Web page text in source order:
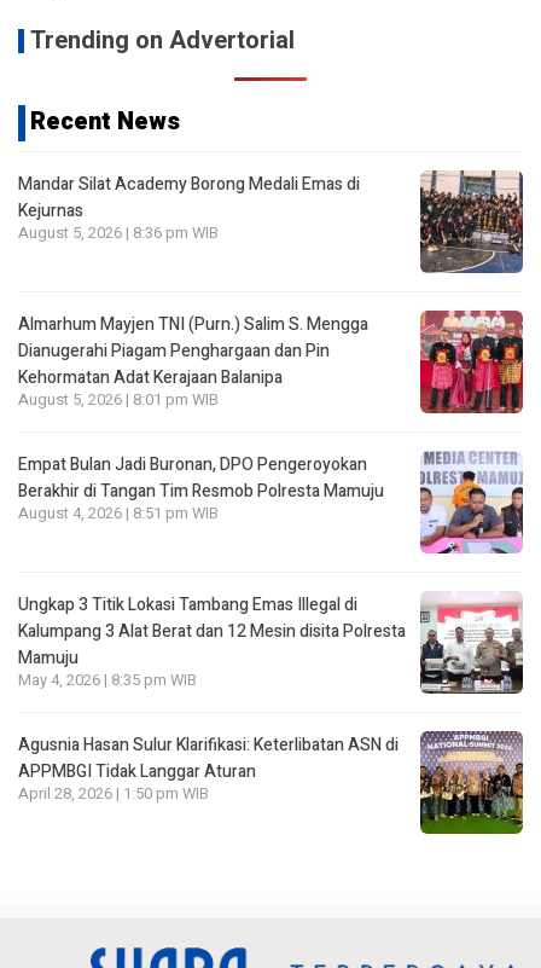
Trending on Advertorial
Recent News
Mandar Silat Academy Borong Medali Emas di
Kejurnas
August 5, 2026 | 8:36 pm WIB
Almarhum Mayjen TNI (Purn.) Salim S. Mengga
Dianugerahi Piagam Penghargaan dan Pin
Kehormatan Adat Kerajaan Balanipa
August 5, 2026 | 8:01 pm WIB
Empat Bulan Jadi Buronan, DPO Pengeroyokan
Berakhir di Tangan Tim Resmob Polresta Mamuju
August 4, 2026 | 8:51 pm WIB
Ungkap 3 Titik Lokasi Tambang Emas Illegal di
Kalumpang 3 Alat Berat dan 12 Mesin disita Polresta
Mamuju
May 4, 2026 | 8:35 pm WIB
Agusnia Hasan Sulur Klarifikasi: Keterlibatan ASN di
APPMBGI Tidak Langgar Aturan
April 28, 2026 | 1:50 pm WIB